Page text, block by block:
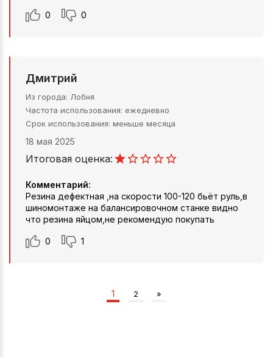
0 0
Дмитрий
Из города
Лобня
Частота использования ежедневно
Срок использования меньше месяца
18 мая 2025
Итоговая оценка:
Комментарий:
Резина дефектная ,на скорости 100-120 бьёт руль,в
шиномонтаже на балансировочном станке видно
что резина яйцом,не рекомендую покупать
0 1
1 2 »